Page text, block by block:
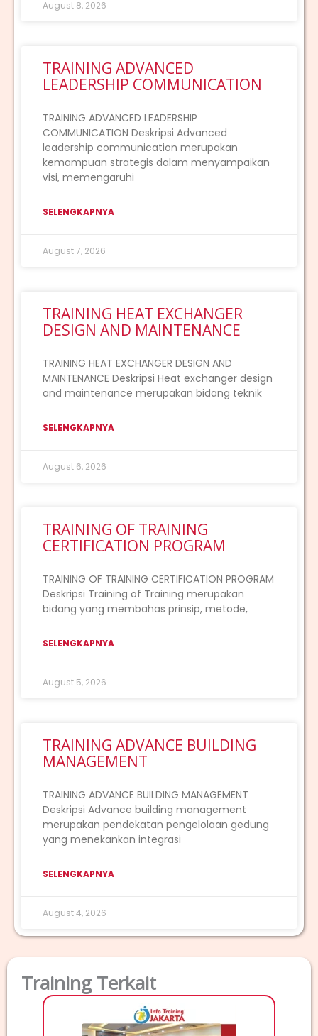
August 8, 2026
TRAINING ADVANCED
LEADERSHIP COMMUNICATION
TRAINING ADVANCED LEADERSHIP
COMMUNICATION Deskripsi Advanced
leadership communication merupakan
kemampuan strategis dalam menyampaikan
visi, memengaruhi
SELENGKAPNYA
August 7, 2026
TRAINING HEAT EXCHANGER
DESIGN AND MAINTENANCE
TRAINING HEAT EXCHANGER DESIGN AND
MAINTENANCE Deskripsi Heat exchanger design
and maintenance merupakan bidang teknik
SELENGKAPNYA
August 6, 2026
TRAINING OF TRAINING
CERTIFICATION PROGRAM
TRAINING OF TRAINING CERTIFICATION PROGRAM
Deskripsi Training of Training merupakan
bidang yang membahas prinsip, metode,
SELENGKAPNYA
August 5, 2026
TRAINING ADVANCE BUILDING
MANAGEMENT
TRAINING ADVANCE BUILDING MANAGEMENT
Deskripsi Advance building management
merupakan pendekatan pengelolaan gedung
yang menekankan integrasi
SELENGKAPNYA
August 4, 2026
Training Terkait